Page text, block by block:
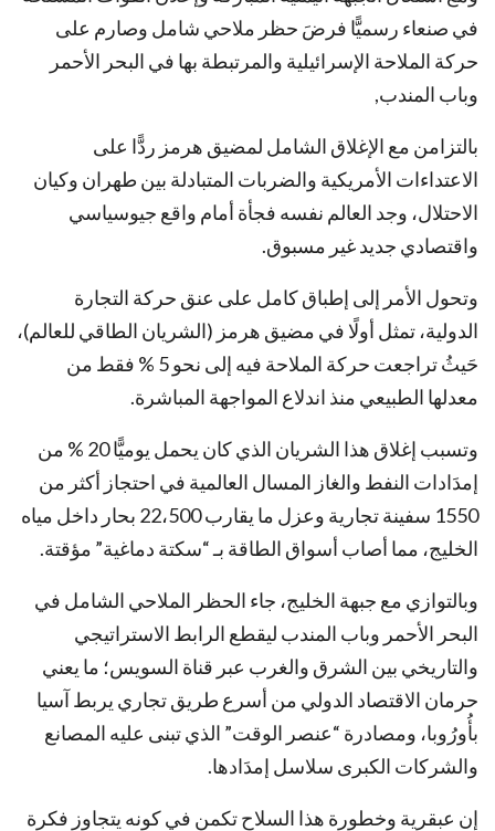
في صنعاء رسميًّا فرضَ حظر ملاحي شامل وصارم على
حركة الملاحة الإسرائيلية والمرتبطة بها في البحر الأحمر
وباب المندب,
بالتزامن مع الإغلاق الشامل لمضيق هرمز ردًّا على
الاعتداءات الأمريكية والضربات المتبادلة بين طهران وكيان
الاحتلال، وجد العالم نفسه فجأة أمام واقع جيوسياسي
واقتصادي جديد غير مسبوق.
وتحول الأمر إلى إطباق كامل على عنق حركة التجارة
الدولية، تمثل أولًا في مضيق هرمز (الشريان الطاقي للعالم)،
حَيثُ تراجعت حركة الملاحة فيه إلى نحو 5 % فقط من
معدلها الطبيعي منذ اندلاع المواجهة المباشرة.
وتسبب إغلاق هذا الشريان الذي كان يحمل يوميًّا 20 % من
إمدَادات النفط والغاز المسال العالمية في احتجاز أكثر من
1550 سفينة تجارية وعزل ما يقارب 22،500 بحار داخل مياه
الخليج، مما أصاب أسواق الطاقة بـ “سكتة دماغية” مؤقتة.
وبالتوازي مع جبهة الخليج، جاء الحظر الملاحي الشامل في
البحر الأحمر وباب المندب ليقطع الرابط الاستراتيجي
والتاريخي بين الشرق والغرب عبر قناة السويس؛ ما يعني
حرمان الاقتصاد الدولي من أسرع طريق تجاري يربط آسيا
بأُورُوبا، ومصادرة “عنصر الوقت” الذي تبنى عليه المصانع
والشركات الكبرى سلاسل إمدَادها.
إن عبقرية وخطورة هذا السلاح تكمن في كونه يتجاوز فكرة